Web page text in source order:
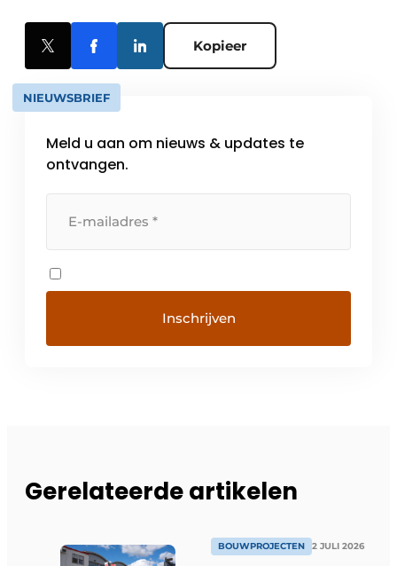
Kopieer
NIEUWSBRIEF
Meld u aan om nieuws & updates te
ontvangen.
Gerelateerde artikelen
BOUWPROJECTEN 2 JULI 2026